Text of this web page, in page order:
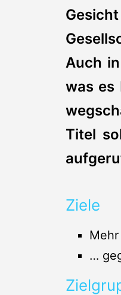
Auch
was es
Titel
Ziele
…